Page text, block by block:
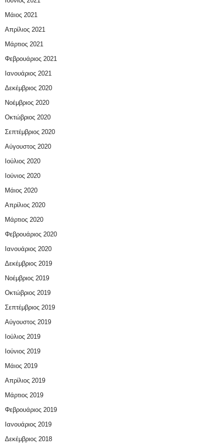
Μάιος 2021
Απρίλιος 2021
Μάρτιος 2021
Φεβρουάριος 2021
Ιανουάριος 2021
Δεκέμβριος 2020
Νοέμβριος 2020
Οκτώβριος 2020
Σεπτέμβριος 2020
Αύγουστος 2020
Ιούλιος 2020
Ιούνιος 2020
Μάιος 2020
Απρίλιος 2020
Μάρτιος 2020
Φεβρουάριος 2020
Ιανουάριος 2020
Δεκέμβριος 2019
Νοέμβριος 2019
Οκτώβριος 2019
Σεπτέμβριος 2019
Αύγουστος 2019
Ιούλιος 2019
Ιούνιος 2019
Μάιος 2019
Απρίλιος 2019
Μάρτιος 2019
Φεβρουάριος 2019
Ιανουάριος 2019
Δεκέμβριος 2018